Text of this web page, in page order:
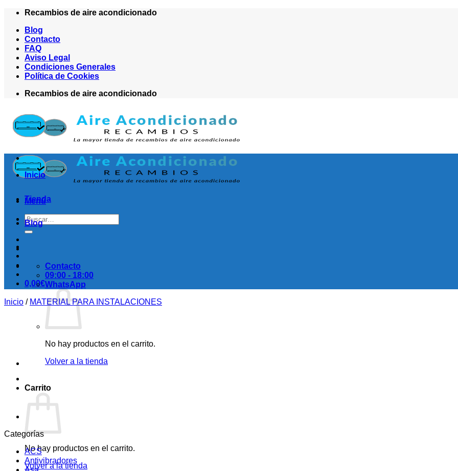
Saltar
contenido
Recambios de aire acondicionado
Blog
Contacto
FAQ
Aviso Legal
Condiciones Generales
Política de Cookies
Recambios de aire acondicionado
Menú
Buscar
por:
0,00€
No hay productos en el carrito.
Volver a la tienda
Carrito
No hay productos en el carrito.
Volver a la tienda
Inicio
Tienda
Blog
Contacto
09:00 - 18:00
WhatsApp
Inicio / MATERIAL PARA INSTALACIONES
Categorías
ACS
Antivibradores